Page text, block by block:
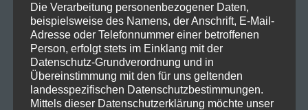
Die Verarbeitung personenbezogener Daten,
beispielsweise des Namens, der Anschrift, E-Mail-
Adresse oder Telefonnummer einer betroffenen
Person, erfolgt stets im Einklang mit der
Datenschutz-Grundverordnung und in
Übereinstimmung mit den für uns geltenden
landesspezifischen Datenschutzbestimmungen.
Mittels dieser Datenschutzerklärung möchte unser